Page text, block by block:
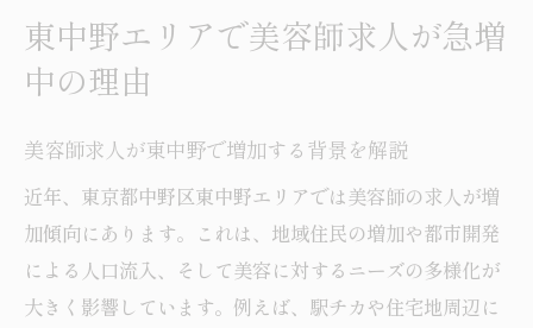
美容師として東中野で理想の働き方を探る
東中野美容師求人で選べる働き方の種類
美容師のワークライフバランス実現方法
理想の働き方が叶う美容師求人の特徴
東中野で美容師が求める職場環境とは
柔軟な働き方ができる美容師求人の見極め
方
未経験可の美容師転職なら東中野が狙い目
東中野エリアで美容師求人が急増
中の理由
美容師求人が東中野で増加する背景を解説
近年、東京都中野区東中野エリアでは美容師の求人が増
加傾向にあります。これは、地域住民の増加や都市開発
による人口流入、そして美容に対するニーズの多様化が
大きく影響しています。例えば、駅チカや住宅地周辺に